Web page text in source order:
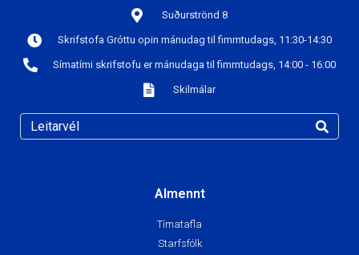
Upplýsingasíða
Fimleikar
Æfingatafla
Hópaskipting
Handbolti